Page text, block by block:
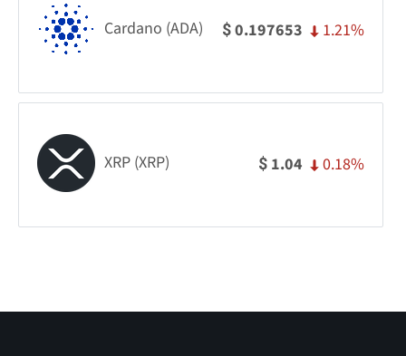
Cardano (ADA) $0.197653 1.21%
XRP (XRP) $ 1.04 0.18%